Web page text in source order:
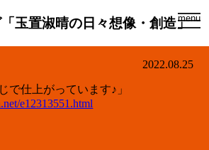
menu
玉置淑晴の日々想像・創造」
2022.08.25
で仕上がっています♪」
e12313551.html